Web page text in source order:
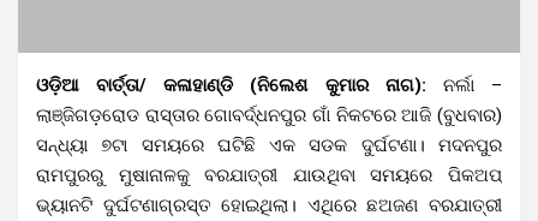
ଓଡ଼ିଆ ବାର୍ତ୍ତା/ କଳାହାଣ୍ଡି (ନିଲେଶ କୁମାର ନାଗ): ନର୍ଲା –
ଲାଞ୍ଜିଗଡ଼ରୋଡ ରାସ୍ତାର ଗୋବର୍ଦ୍ଧନପୁର ଗାଁ ନିକଟରେ ଆଜି (ବୁଧବାର)
ସନ୍ଧ୍ୟା ୭ଟା ସମୟରେ ଘଟିଛି ଏକ ସଡକ ଦୁର୍ଘଟଣା। ମଦନପୁର
ରାମପୁରରୁ ମୁଷାନାଳକୁ ବରଯାତ୍ରୀ ଯାଉଥିବା ସମୟରେ ପିକଅପ୍
ଭ୍ୟାନଟି ଦୁର୍ଘଟଣାଗ୍ରସ୍ତ ହୋଇଥିଲା। ଏଥିରେ ଛଅଜଣ ବରଯାତ୍ରୀ